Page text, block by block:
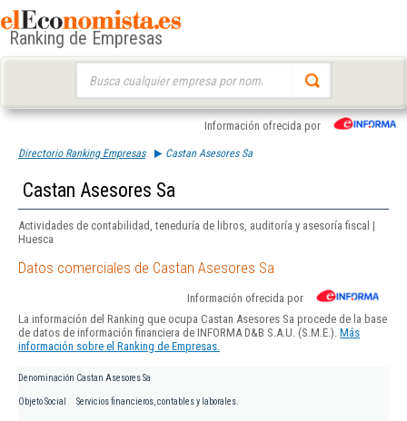
Ranking de Empresas
Información ofrecida por
Directorio Ranking Empresas Castan Asesores Sa
Castan Asesores Sa
Actividades de contabilidad, teneduría de libros, auditoría y asesoría fiscal |
Huesca
Datos comerciales de Castan Asesores Sa
Información ofrecida por
La información del Ranking que ocupa Castan Asesores Sa procede de la base
de datos de información financiera de INFORMA D&B S.A.U. (S.M.E.). Más
información sobre el Ranking de Empresas.
Denominación Castan Asesores Sa
Objeto Social Servicios financieros, contables y laborales.